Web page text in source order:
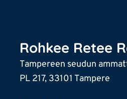
Rohkee Retee
Tampereen seudun
PL 217, 33101 Tampere